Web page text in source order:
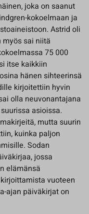
joka on saanut
kokoelmaan ja
Astrid oli
myös sai niitä
75 000
itse kaikkiin
hänen sihteerinsä
kirjoitettiin hyvin
olla neuvonantajana
asioissa.
mutta suurin
kuinka paljon
Sodan
jossa
elämänsä
vuoteen
ajan päiväkirjat on